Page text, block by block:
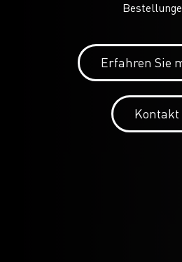
Erfahren Sie
Kontakt